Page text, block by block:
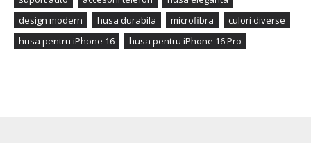
design modern
husa durabila microfibra
culori diverse
husa pentru iPhone 16
husa pentru iPhone 16 Pro